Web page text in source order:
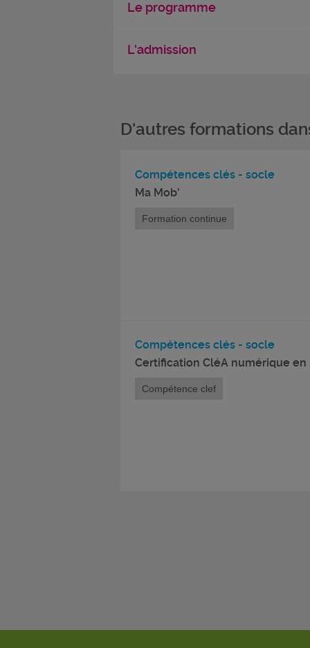
Le programme
L'admission
D'autres formations
Compétences clés - socle
Ma Mob'
Formation continue
Compétences clés - socle
Certification CléA numérique
Compétence clef